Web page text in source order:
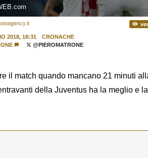
2018, 18:31
CRONACHE
@PIEROMATRONE
il match quando mancano 21 minuti
della Juventus ha la meglio e